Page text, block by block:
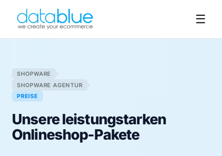
☰
SHOPWARE ›
SHOPWARE AGENTUR ›
PREISE
Unsere leistungstarken
Onlineshop-Pakete